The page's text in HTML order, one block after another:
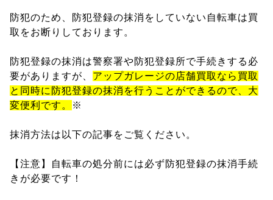
防犯のため、防犯登録の抹消をしていない自転車は買
取をお断りしております。
防犯登録の抹消は警察署や防犯登録所で手続きする必
要がありますが、 アップガレージの店舗買取なら買取
と同時に防犯登録の抹消を行うことができるので、大
変便利です。
※
抹消方法は以下の記事をご覧ください。
【注意】自転車の処分前には必ず防犯登録の抹消手続
きが必要です！